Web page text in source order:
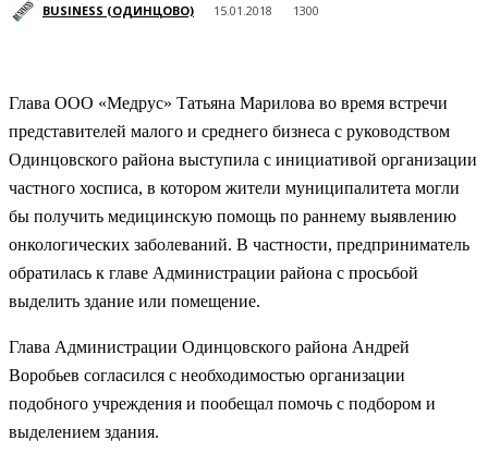
BUSINESS (ОДИНЦОВО) 15.01.2018 1300
Глава ООО «Медрус» Татьяна Марилова во время встречи
представителей малого и среднего бизнеса с руководством
Одинцовского района выступила с инициативой организации
частного хосписа, в котором жители муниципалитета могли
бы получить медицинскую помощь по раннему выявлению
онкологических заболеваний. В частности, предприниматель
обратилась к главе Администрации района с просьбой
выделить здание или помещение.
Глава Администрации Одинцовского района Андрей
Воробьев согласился с необходимостью организации
подобного учреждения и пообещал помочь с подбором и
выделением здания.